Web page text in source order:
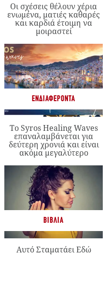
Οι σχέσεις θέλουν χέρια
ενωμένα, ματιές καθαρές
και καρδιά έτοιμη να
μοιραστεί
ΕΝΔΙΑΦΈΡΟΝΤΑ
Το Syros Healing Waves
επαναλαμβάνεται για
δεύτερη χρονιά και είναι
ακόμα μεγαλύτερο
ΒΙΒΛΊΑ
Αυτό Σταματάει Εδώ